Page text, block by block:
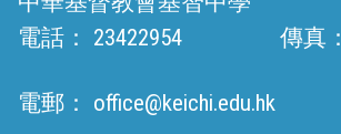
電話：
23422954 傳真：
電郵： office@keichi.edu.hk